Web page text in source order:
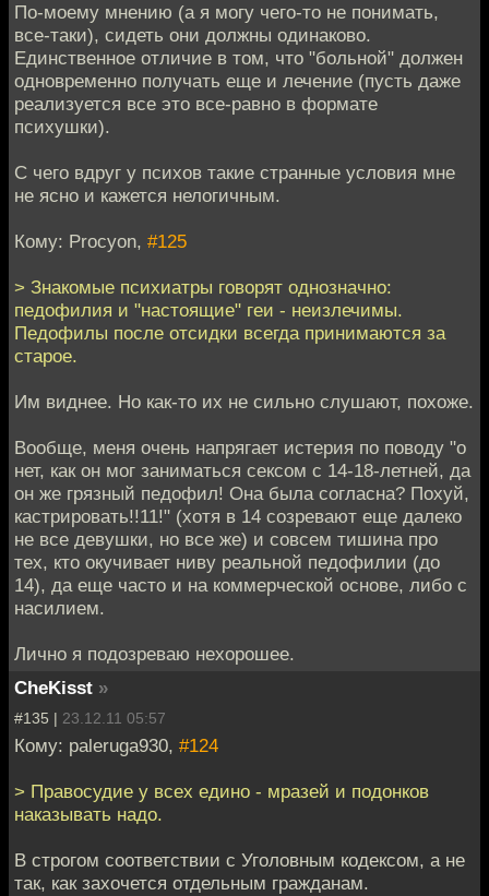
По-моему мнению (а я могу чего-то не понимать,
все-таки), сидеть они должны одинаково.
Единственное отличие в том, что "больной" должен
одновременно получать еще и лечение (пусть даже
реализуется все это все-равно в формате
психушки).
С чего вдруг у психов такие странные условия мне
не ясно и кажется нелогичным.
Кому: Procyon, #125
> Знакомые психиатры говорят однозначно:
педофилия и "настоящие" геи - неизлечимы.
Педофилы после отсидки всегда принимаются за
старое.
Им виднее. Но как-то их не сильно слушают, похоже.
Вообще, меня очень напрягает истерия по поводу "о
нет, как он мог заниматься сексом с 14-18-летней, да
он же грязный педофил! Она была согласна? Похуй,
кастрировать!!11!" (хотя в 14 созревают еще далеко
не все девушки, но все же) и совсем тишина про
тех, кто окучивает ниву реальной педофилии (до
14), да еще часто и на коммерческой основе, либо с
насилием.
Лично я подозреваю нехорошее.
CheKisst »
#135 | 23.12.11 05:57
Кому: paleruga930, #124
> Правосудие у всех едино - мразей и подонков
наказывать надо.
В строгом соответствии с Уголовным кодексом, а не
так, как захочется отдельным гражданам.